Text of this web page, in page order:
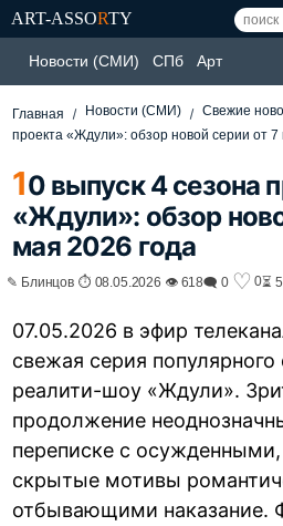
ART-ASSORTY
Новости (СМИ) СПб Арт
Главная Новости (СМИ) Свежие
проекта «Ждули»: обзор новой серии от 7
10 выпуск 4 сезона
«Ждули»: обзор
мая 2026 года
✎ Блинцов ⏱ 08.05.2026 👁 618🗨 0 ♡ 0⏳
07.05.2026 в эфир
свежая серия популярного
реалити-шоу «Ждули».
продолжение
переписке с
скрытые мотивы
отбывающими наказание.